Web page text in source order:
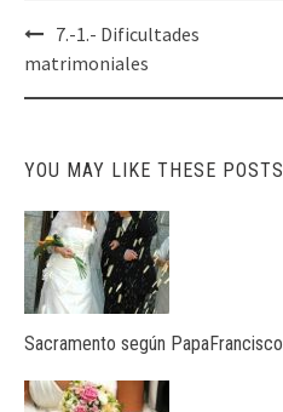
Post
navigation
7.-1.- Dificultades
matrimoniales
YOU MAY LIKE THESE POSTS
Sacramento según PapaFrancisco